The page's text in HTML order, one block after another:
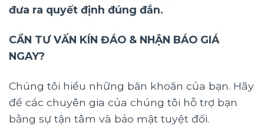
đưa ra quyết định đúng đắn.
CẦN TƯ VẤN KÍN ĐÁO & NHẬN BÁO GIÁ
NGAY?
Chúng tôi hiểu những băn khoăn của bạn. Hãy
để các chuyên gia của chúng tôi hỗ trợ bạn
bằng sự tận tâm và bảo mật tuyệt đối.